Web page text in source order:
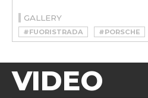
GALLERY
#FUORISTRADA #PORSCHE
VIDEO